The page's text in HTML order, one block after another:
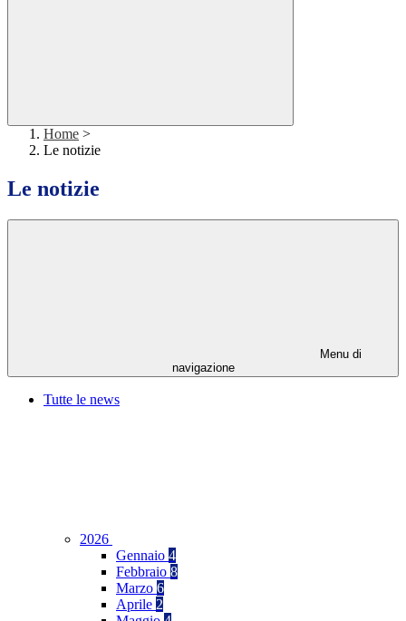
Home >
Le notizie
Le notizie
Menu di
navigazione
Tutte le news
2026
Gennaio 4
Febbraio 8
Marzo 6
Aprile 2